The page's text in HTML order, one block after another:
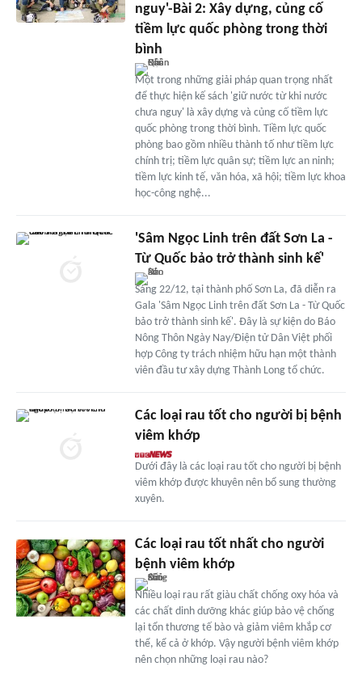
nguy'-Bài 2: Xây dựng, củng cố
tiềm lực quốc phòng trong thời
bình
Một trong những giải pháp quan trọng nhất
để thực hiện kế sách 'giữ nước từ khi nước
chưa nguy' là xây dựng và củng cố tiềm lực
quốc phòng trong thời bình. Tiềm lực quốc
phòng bao gồm nhiều thành tố như tiềm lực
chính trị; tiềm lực quân sự; tiềm lực an ninh;
tiềm lực kinh tế, văn hóa, xã hội; tiềm lực khoa
học-công nghệ...
'Sâm Ngọc Linh trên đất Sơn La -
Từ Quốc bảo trở thành sinh kế'
Sáng 22/12, tại thành phố Sơn La, đã diễn ra
Gala 'Sâm Ngọc Linh trên đất Sơn La - Từ Quốc
bảo trở thành sinh kế'. Đây là sự kiện do Báo
Nông Thôn Ngày Nay/Điện tử Dân Việt phối
hợp Công ty trách nhiệm hữu hạn một thành
viên đầu tư xây dựng Thành Long tổ chức.
Các loại rau tốt cho người bị bệnh
viêm khớp
Dưới đây là các loại rau tốt cho người bị bệnh
viêm khớp được khuyên nên bổ sung thường
xuyên.
Các loại rau tốt nhất cho người
bệnh viêm khớp
Nhiều loại rau rất giàu chất chống oxy hóa và
các chất dinh dưỡng khác giúp bảo vệ chống
lại tổn thương tế bào và giảm viêm khắp cơ
thể, kể cả ở khớp. Vậy người bệnh viêm khớp
nên chọn những loại rau nào?